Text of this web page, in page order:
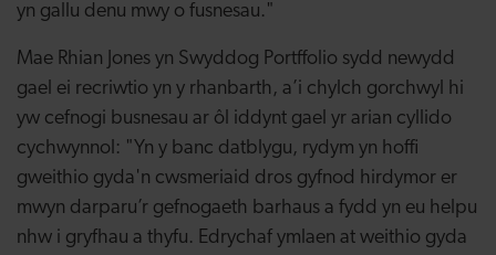
yn gallu denu mwy o fusnesau."
Mae Rhian Jones yn Swyddog Portffolio sydd newydd
gael ei recriwtio yn y rhanbarth, a’i chylch gorchwyl hi
yw cefnogi busnesau ar ôl iddynt gael yr arian cyllido
cychwynnol: "Yn y banc datblygu, rydym yn hoffi
gweithio gyda'n cwsmeriaid dros gyfnod hirdymor er
mwyn darparu’r gefnogaeth barhaus a fydd yn eu helpu
nhw i gryfhau a thyfu. Edrychaf ymlaen at weithio gyda